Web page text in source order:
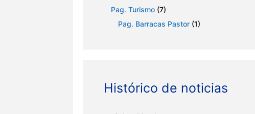
Pag. Turismo (7)
Pag. Barracas Pastor (1)
Histórico de noticias